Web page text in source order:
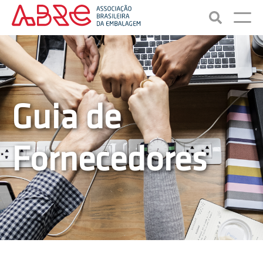
Guia de
Fornecedores